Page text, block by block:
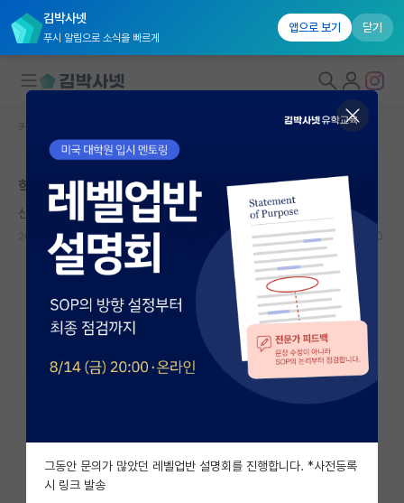
김박사넷
푸시 알림으로 소식을 빠르게
앱으로 보기 닫기
대학원생 모집
국내대학원 정보
연구실&오픈랩
커뮤니티
커뮤니티 홈
전체글보기
베스트 게시판
자유 게시판(아무개랩)
미국 유학 게시판
커뮤니티 홈
학술 대회 논문 제출 기한
산만한 존 롤스
2026.05.04 3 452
그동안 문의가 많았던 레벨업반 설명회를 진행합니다. *사전등록
시 링크 발송